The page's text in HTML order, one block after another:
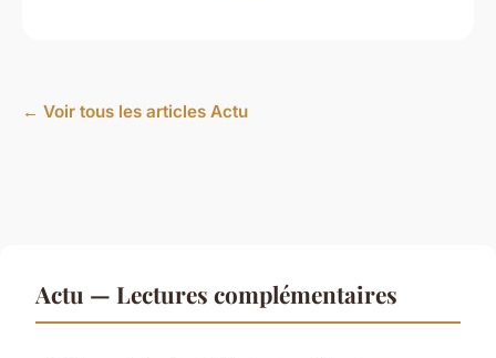
← Voir tous les articles Actu
Actu — Lectures complémentaires